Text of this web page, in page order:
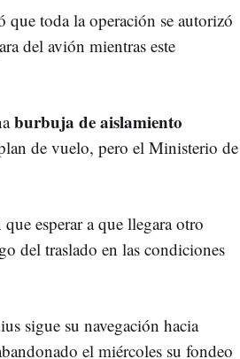
toda la operación se autorizó
del avión mientras este
burbuja de aislamiento
de vuelo, pero el Ministerio de
esperar a que llegara otro
del traslado en las condiciones
sigue su navegación hacia
el miércoles su fondeo